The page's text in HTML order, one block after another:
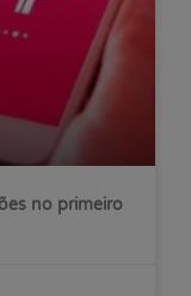
no primeiro